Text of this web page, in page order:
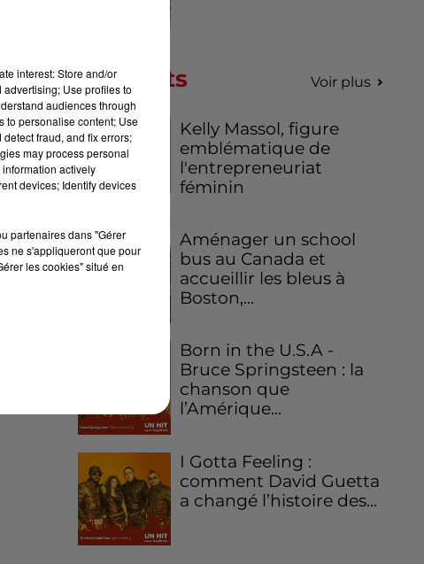
Podcasts Voir plus
Kelly Massol, figure
emblématique de
l'entrepreneuriat
féminin
Aménager un school
bus au Canada et
accueillir les bleus à
Boston,...
Born in the U.S.A -
Bruce Springsteen : la
chanson que
l’Amérique...
I Gotta Feeling :
comment David Guetta
a changé l’histoire des...
interest: Store and/or
Use profiles to
audiences through
to personalise content; Use
fraud, and fix errors;
may process personal
actively
devices; Identify devices
partenaires dans "Gérer
ne s'appliqueront que pour
les cookies" situé en